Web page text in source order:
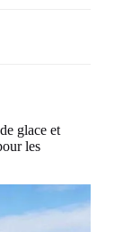
glace et
les